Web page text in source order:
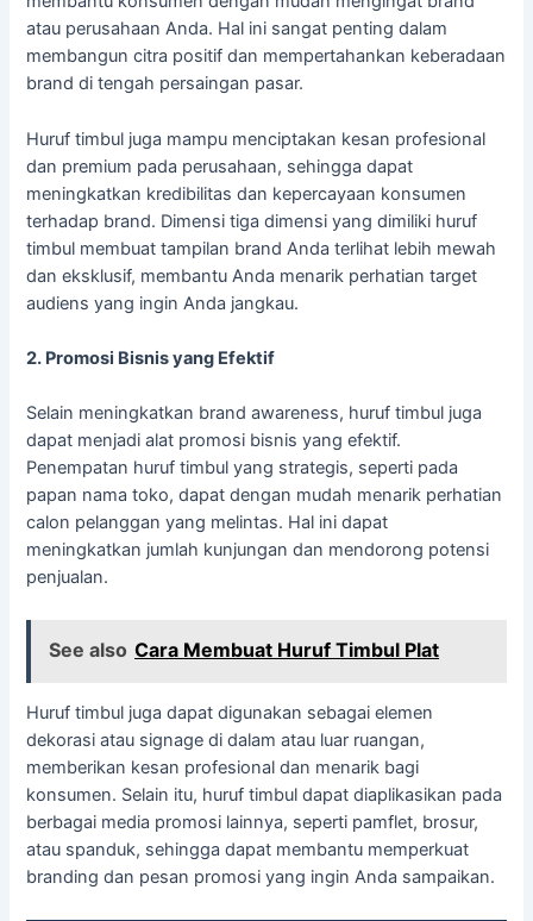
atau perusahaan Anda. Hal ini sangat penting dalam
membangun citra positif dan mempertahankan keberadaan
brand di tengah persaingan pasar.
Huruf timbul juga mampu menciptakan kesan profesional
dan premium pada perusahaan, sehingga dapat
meningkatkan kredibilitas dan kepercayaan konsumen
terhadap brand. Dimensi tiga dimensi yang dimiliki huruf
timbul membuat tampilan brand Anda terlihat lebih mewah
dan eksklusif, membantu Anda menarik perhatian target
audiens yang ingin Anda jangkau.
2. Promosi Bisnis yang Efektif
Selain meningkatkan brand awareness, huruf timbul juga
dapat menjadi alat promosi bisnis yang efektif.
Penempatan huruf timbul yang strategis, seperti pada
papan nama toko, dapat dengan mudah menarik perhatian
calon pelanggan yang melintas. Hal ini dapat
meningkatkan jumlah kunjungan dan mendorong potensi
penjualan.
See also Cara Membuat Huruf Timbul Plat
Huruf timbul juga dapat digunakan sebagai elemen
dekorasi atau signage di dalam atau luar ruangan,
memberikan kesan profesional dan menarik bagi
konsumen. Selain itu, huruf timbul dapat diaplikasikan pada
berbagai media promosi lainnya, seperti pamflet, brosur,
atau spanduk, sehingga dapat membantu memperkuat
branding dan pesan promosi yang ingin Anda sampaikan.